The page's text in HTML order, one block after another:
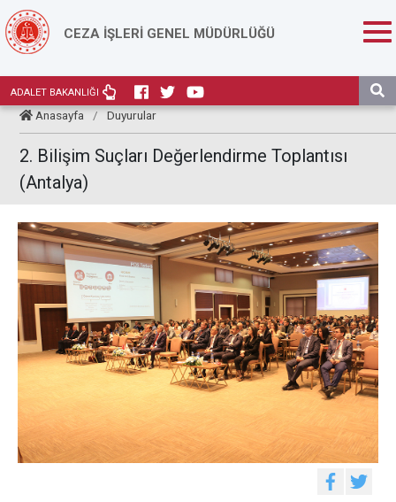
CEZA İŞLERİ GENEL MÜDÜRLÜĞÜ
ADALET BAKANLIĞI
Anasayfa / Duyurular
2. Bilişim Suçları Değerlendirme Toplantısı
(Antalya)